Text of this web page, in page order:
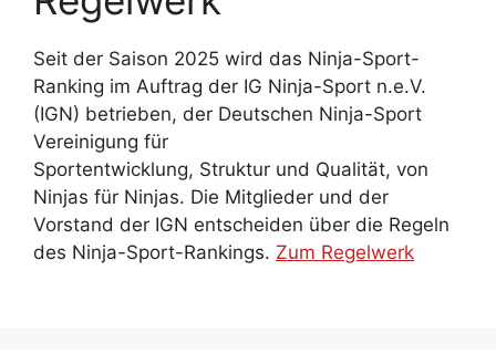
Seit der Saison 2025 wird das Ninja-Sport-
Ranking im Auftrag der IG Ninja-Sport n.e.V.
(IGN) betrieben, der Deutschen Ninja-Sport
Vereinigung für
Sportentwicklung, Struktur und Qualität, von
Ninjas für Ninjas. Die Mitglieder und der
Vorstand der IGN entscheiden über die Regeln
des Ninja-Sport-Rankings. Zum Regelwerk